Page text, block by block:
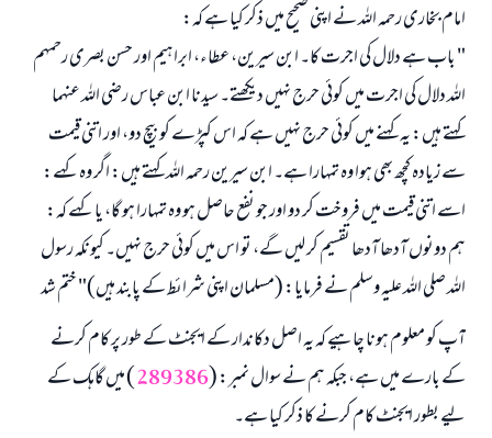
امام بخاری رحمہ اللہ نے اپنی صحیح میں ذکر کیا ہے کہ:
" باب ہے دلال کی اجرت کا۔ ابن سیرین، عطاء، ابراہیم اور حسن بصری رحمہم
اللہ دلال کی اجرت میں کوئی حرج نہیں دیکھتے۔ سیدنا ابن عباس رضی اللہ عنہما
کہتے ہیں: یہ کہنے میں کوئی حرج نہیں ہے کہ اس کپڑے کو بیچ دو، اور اتنی قیمت
سے زیادہ کچھ بھی ہوا وہ تمہارا ہے۔ ابن سیرین رحمہ اللہ کہتے ہیں: اگر وہ کہے:
اسے اتنی قیمت میں فروخت کر دو اور جو نفع حاصل ہو وہ تمہارا ہو گا، یا کہے کہ:
ہم دونوں آدھا آدھا تقسیم کر لیں گے، تو اس میں کوئی حرج نہیں۔ کیونکہ رسول
اللہ صلی اللہ علیہ وسلم نے فرمایا: (مسلمان اپنی شرائط کے پابند ہیں)" ختم شد
آپ کو معلوم ہونا چاہیے کہ یہ اصل دکاندار کے ایجنٹ کے طور پر کام کرنے
کے بارے میں ہے، جبکہ ہم نے سوال نمبر: (289386) میں گاہک کے
لیے بطور ایجنٹ کام کرنے کا ذکر کیا ہے۔